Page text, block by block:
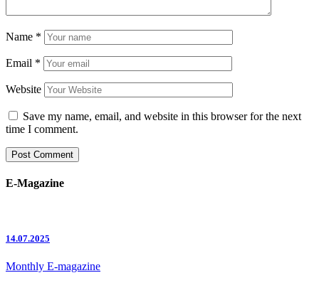
Name *
Email *
Website
Save my name, email, and website in this browser for the next
time I comment.
E-Magazine
14.07.2025
Monthly E-magazine